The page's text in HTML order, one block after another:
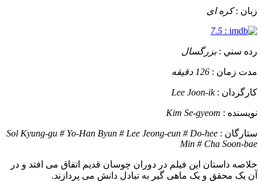
زبان :کره ای
:
7.5
رده سني :بزرگسال
مدت زمان : 126 دقیقه
کارگردان :Lee Joon-ik
نويسنده : Kim Se-gyeom
ستارگان : Sol Kyung-gu # Yo-Han Byun # Lee Jeong-eun # Do-hee
Min # Cha Soon-bae
خلاصه داستان این فیلم در دوران چوسان قدیم اتفاق می افتد و در
آن یک محقق و یک ماهی گیر به تبادل دانش می پردازند.